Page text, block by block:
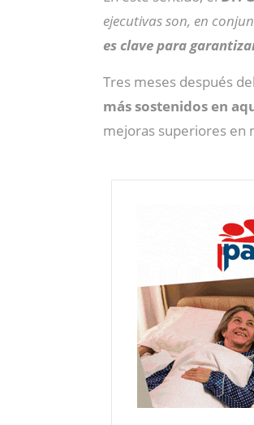
ejecutivas son, en
es clave para
Tres meses después
más sostenidos en
mejoras superiores en